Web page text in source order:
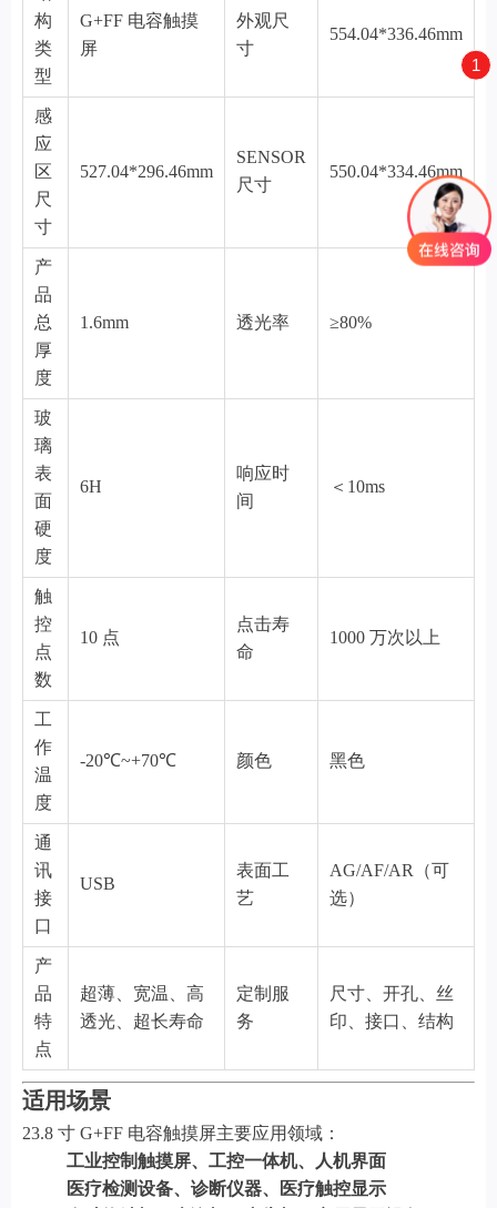
构
类
型
G+FF 电容触摸
屏
外观尺
寸
554.04*336.46mm
感
应
区
尺
寸
527.04*296.46mm
SENSOR
尺寸
550.04*334.46mm
产
品
总
厚
度
1.6mm 透光率 ≥80%
玻
璃
表
面
硬
度
6H
响应时
间
＜10ms
触
控
点
数
10 点
点击寿
命
1000 万次以上
工
作
温
度
-20℃~+70℃ 颜色 黑色
通
讯
接
口
USB
表面工
艺
AG/AF/AR（可
选）
产
品
特
点
超薄、宽温、高
透光、超长寿命
定制服
务
尺寸、开孔、丝
印、接口、结构
适用场景
23.8 寸 G+FF 电容触摸屏主要应用领域：
工业控制触摸屏、工控一体机、人机界面
医疗检测设备、诊断仪器、医疗触控显示
1